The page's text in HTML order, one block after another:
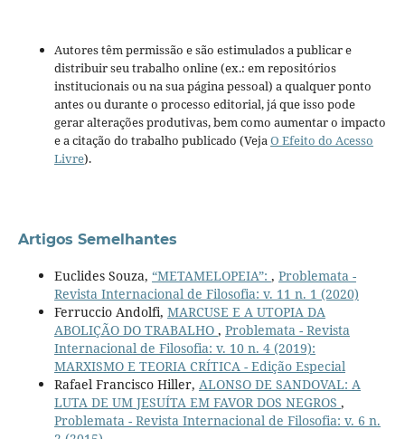
Autores têm permissão e são estimulados a publicar e
distribuir seu trabalho online (ex.: em repositórios
institucionais ou na sua página pessoal) a qualquer ponto
antes ou durante o processo editorial, já que isso pode
gerar alterações produtivas, bem como aumentar o impacto
e a citação do trabalho publicado (VejaO Efeito do Acesso
Livre).
Artigos Semelhantes
Euclides Souza, “METAMELOPEIA”: , Problemata -
Revista Internacional de Filosofia: v. 11 n. 1 (2020)
Ferruccio Andolfi, MARCUSE E A UTOPIA DA
ABOLIÇÃO DO TRABALHO , Problemata - Revista
Internacional de Filosofia: v. 10 n. 4 (2019):
MARXISMO E TEORIA CRÍTICA - Edição Especial
Rafael Francisco Hiller, ALONSO DE SANDOVAL: A
LUTA DE UM JESUÍTA EM FAVOR DOS NEGROS ,
Problemata - Revista Internacional de Filosofia: v. 6 n.